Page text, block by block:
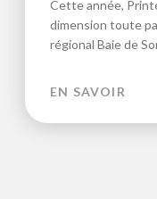
Cette année,
dimension toute
régional Baie de
EN SAVOIR